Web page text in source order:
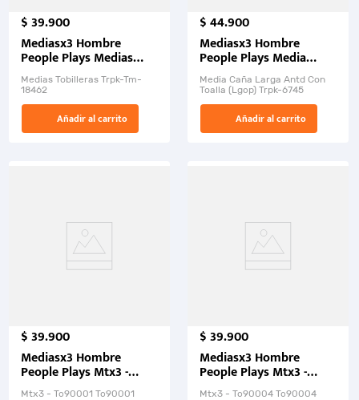
$39.900
Mediasx3 Hombre
People Plays Medias
Tobilleras
Medias Tobilleras Trpk-Tm-
18462
Añadir al carrito
$44.900
Mediasx3 Hombre
People Plays Media
Caña Larga Antd Con
Toalla (Lgcp)
Media Caña Larga Antd Con
Toalla (Lgcp) Trpk-6745
Añadir al carrito
$39.900
Mediasx3 Hombre
People Plays Mtx3 -
Tc90001.
Mtx3 - Tc90001 Tc90001
$39.900
Mediasx3 Hombre
People Plays Mtx3 -
Tc90004.
Mtx3 - Tc90004 Tc90004